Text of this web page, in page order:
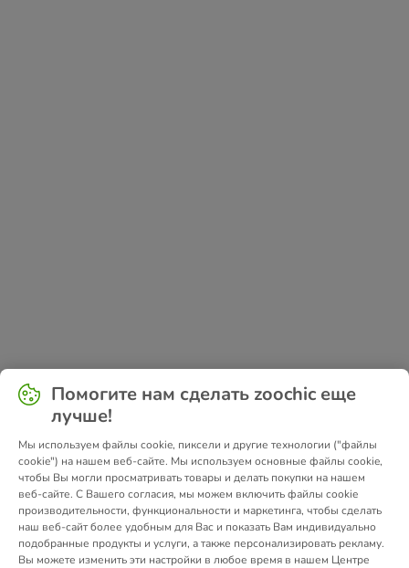
Application error: a
-side exception has occurred while
loading www.zoochic-eu.ru (see the
for more
Помогите нам сделать zoochic еще
лучше!
Мы используем файлы cookie, пиксели и другие технологии ("файлы
cookie") на нашем веб-сайте. Мы используем основные файлы cookie,
чтобы Вы могли просматривать товары и делать покупки на нашем
веб-сайте. С Вашего согласия, мы можем включить файлы cookie
производительности, функциональности и маркетинга, чтобы сделать
наш веб-сайт более удобным для Вас и показать Вам индивидуально
подобранные продукты и услуги, а также персонализировать рекламу.
Вы можете изменить эти настройки в любое время в нашем Центре